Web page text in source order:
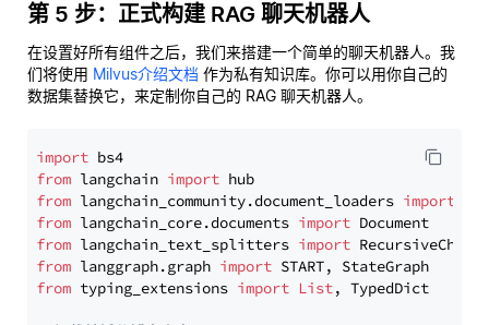
第 5 步：正式构建 RAG 聊天机器人
在设置好所有组件之后，我们来搭建一个简单的聊天机器人。我
们将使用 Milvus介绍文档 作为私有知识库。你可以用你自己的
数据集替换它，来定制你自己的 RAG 聊天机器人。
import
from langchain import
from langchain_community.document_loaders import
from langchain_core.documents import
from langchain_text_splitters import
from langgraph.graph import
from typing_extensions import List, TypedDict